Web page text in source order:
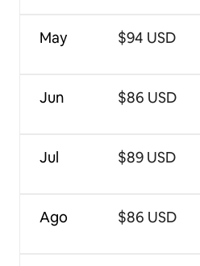
May
Jun
Jul
Ago
$94 USD
$86 USD
$89 USD
$86 USD